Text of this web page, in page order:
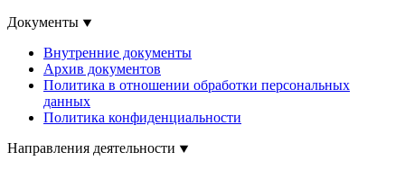
Документы
Внутренние документы
Архив документов
Политика в отношении обработки персональных
данных
Политика конфиденциальности
Направления деятельности